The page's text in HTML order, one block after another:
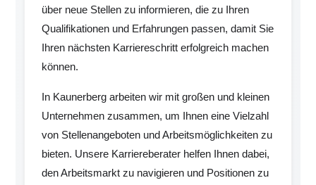
über neue Stellen zu informieren, die zu Ihren
Qualifikationen und Erfahrungen passen, damit Sie
Ihren nächsten Karriereschritt erfolgreich machen
können.
In Kaunerberg arbeiten wir mit großen und kleinen
Unternehmen zusammen, um Ihnen eine Vielzahl
von Stellenangeboten und Arbeitsmöglichkeiten zu
bieten. Unsere Karriereberater helfen Ihnen dabei,
den Arbeitsmarkt zu navigieren und Positionen zu